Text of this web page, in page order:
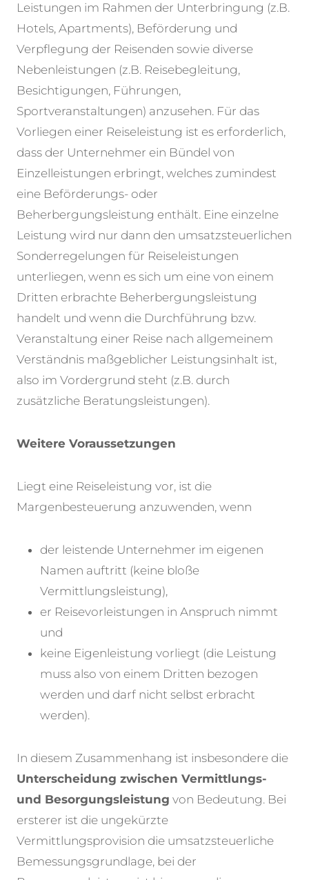
Leistungen im Rahmen der Unterbringung (z.B.
Hotels, Apartments), Beförderung und
Verpflegung der Reisenden sowie diverse
Nebenleistungen (z.B. Reisebegleitung,
Besichtigungen, Führungen,
Sportveranstaltungen) anzusehen. Für das
Vorliegen einer Reiseleistung ist es erforderlich,
dass der Unternehmer ein Bündel von
Einzelleistungen erbringt, welches zumindest
eine Beförderungs- oder
Beherbergungsleistung enthält. Eine einzelne
Leistung wird nur dann den umsatzsteuerlichen
Sonderregelungen für Reiseleistungen
unterliegen, wenn es sich um eine von einem
Dritten erbrachte Beherbergungsleistung
handelt und wenn die Durchführung bzw.
Veranstaltung einer Reise nach allgemeinem
Verständnis maßgeblicher Leistungsinhalt ist,
also im Vordergrund steht (z.B. durch
zusätzliche Beratungsleistungen).
Weitere Voraussetzungen
Liegt eine Reiseleistung vor, ist die
Margenbesteuerung anzuwenden, wenn
der leistende Unternehmer im eigenen
Namen auftritt (keine bloße
Vermittlungsleistung),
er Reisevorleistungen in Anspruch nimmt
und
keine Eigenleistung vorliegt (die Leistung
muss also von einem Dritten bezogen
werden und darf nicht selbst erbracht
werden).
In diesem Zusammenhang ist insbesondere die
Unterscheidung zwischen Vermittlungs-
und Besorgungsleistung von Bedeutung. Bei
ersterer ist die ungekürzte
Vermittlungsprovision die umsatzsteuerliche
Bemessungsgrundlage, bei der